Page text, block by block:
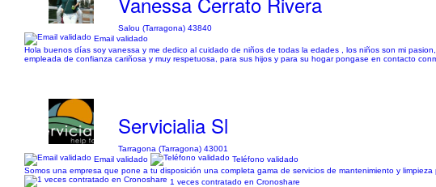
Salou (Tarragona) 43840
Email validado
Hola buenos días soy vanessa y me dedico al cuidado de niños de todas la edades , los niños son mi
empleada de confianza cariñosa y muy respetuosa, para sus hijos y para su hogar pongase en contacto
Servicialia Sl
Tarragona (Tarragona) 43001
Email validado
Teléfono validado
Somos una empresa que pone a tu disposición una completa gama de servicios de mantenimiento y
1 veces contratado en Cronoshare